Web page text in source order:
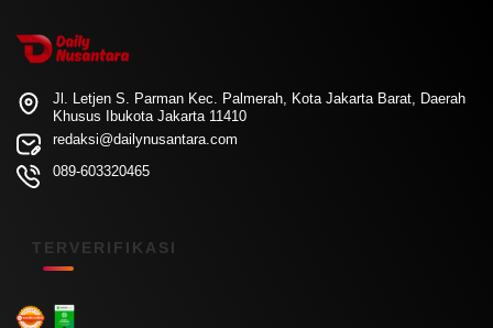
Jl. Letjen S. Parman Kec. Palmerah, Kota Jakarta Barat, Daerah
Khusus Ibukota Jakarta 11410
redaksi@dailynusantara.com
089-603320465
TERVERIFIKASI